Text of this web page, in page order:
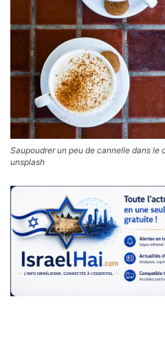
Saupoudrer un peu de cannelle dans le
unsplash